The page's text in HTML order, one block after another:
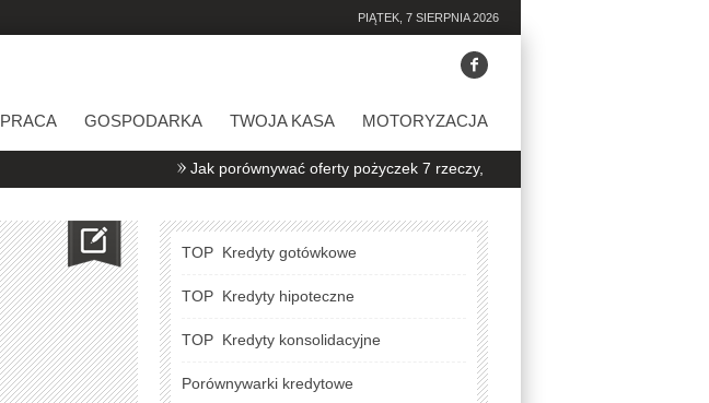
PIĄTEK, 7 SIERPNIA 2026
PRACA GOSPODARKA TWOJA KASA MOTORYZACJA
Jak porównywać oferty pożyczek 7 rzeczy, na które warto zwrócić uwagę
TOP Kredyty gotówkowe
TOP Kredyty hipoteczne
TOP Kredyty konsolidacyjne
Porównywarki kredytowe